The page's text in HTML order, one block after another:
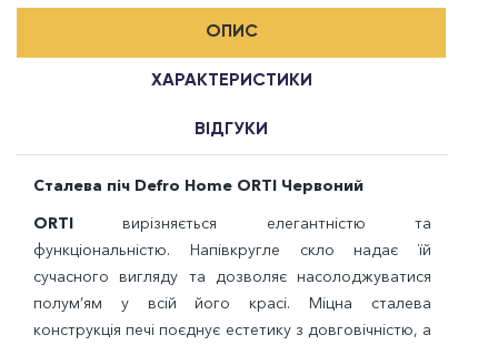
ОПИС
ХАРАКТЕРИСТИКИ
ВІДГУКИ
Сталева піч Defro Home ORTI Червоний
ORTI вирізняється елегантністю та
функціональністю. Напівкругле скло надає їй
сучасного вигляду та дозволяє насолоджуватися
полум’ям у всій його красі. Міцна сталева
конструкція печі поєднує естетику з довговічністю, а